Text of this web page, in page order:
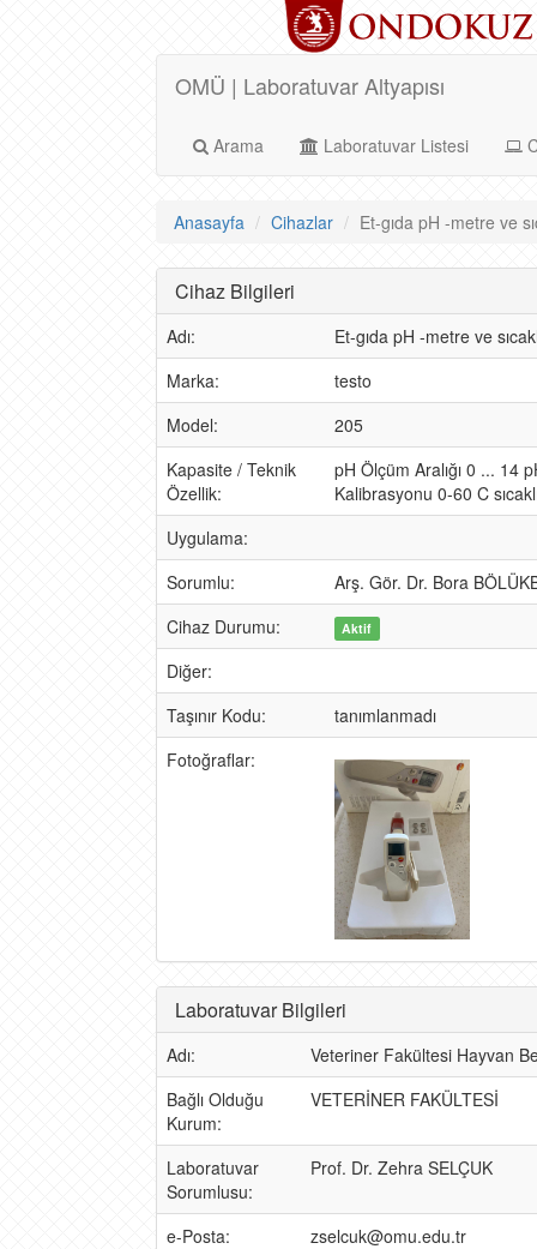
OMÜ | Laboratuvar Altyapısı
Arama Laboratuvar Listesi
Anasayfa Cihazlar Et-gıda pH -metre ve
Cihaz Bilgileri
Adı:
Et-gıda pH -metre ve
Marka:
testo
Model:
205
Kapasite / Teknik
Özellik:
pH Ölçüm Aralığı 0 ... 14
Kalibrasyonu 0-60 C
Uygulama:
Sorumlu:
Arş. Gör. Dr. Bora
Cihaz Durumu:
Aktif
Diğer:
Taşınır Kodu:
tanımlanmadı
Fotoğraflar:
Laboratuvar Bilgileri
Adı:
Veteriner Fakültesi Hayvan
Bağlı Olduğu
Kurum:
VETERİNER FAKÜLTESİ
Laboratuvar
Sorumlusu:
Prof. Dr. Zehra SELÇUK
e-Posta:
zselcuk@omu.edu.tr